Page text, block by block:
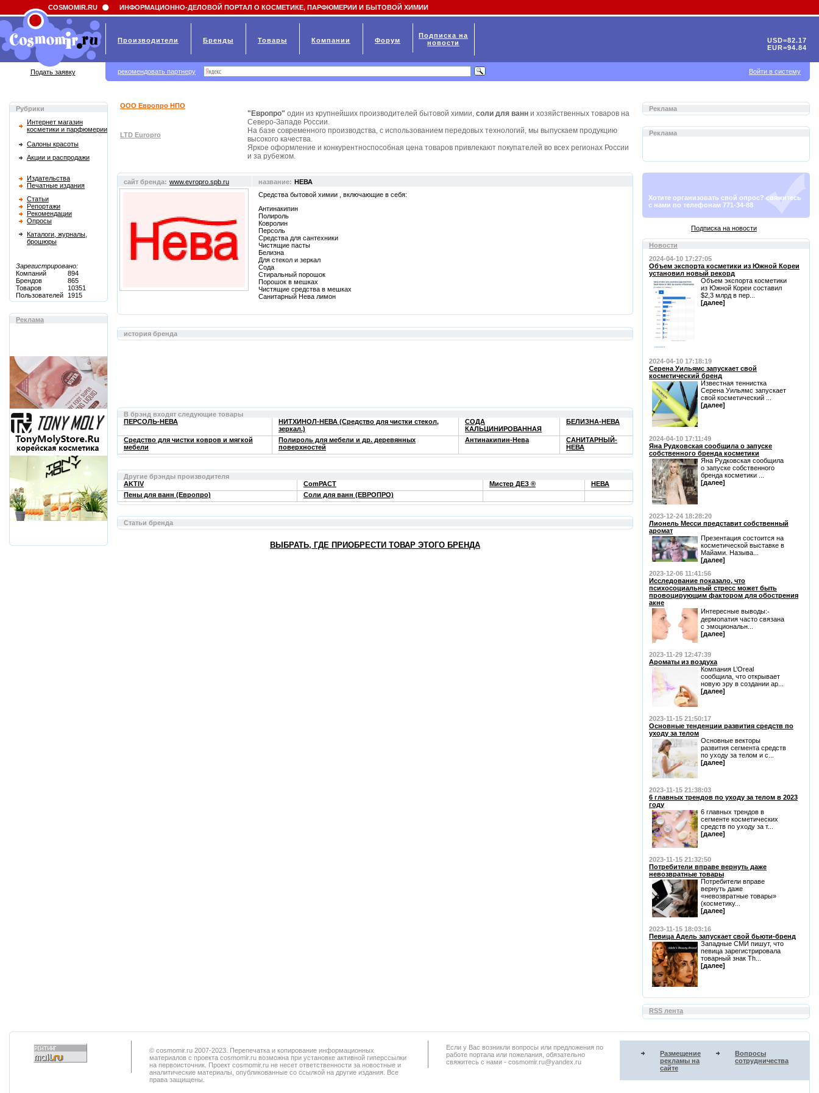
Field 'news_title' doesn't have a default value
Рубрики
Интернет магазин
косметики и парфюмерии
Салоны красоты
Акции и распродажи
Издательства
Печатные издания
Статьи
Репортажи
Рекомендации
Опросы
Каталоги, журналы,
брошюры
Зарегистрировано:
Компаний
894
Брендов
865
Товаров
10351
Пользователей
1915
Реклама
ООО Европро НПО
LTD Europro
"Европро" один из крупнейших производителей бытовой химии, соли для ванн и хозяйственных товаров на
Северо-Западе России.
На базе современного производства, с использованием передовых технологий, мы выпускаем продукцию
высокого качества.
Яркое оформление и конкурентноспособная цена товаров привлекают покупателей во всех регионах России
и за рубежом.
сайт бренда: www.evropro.spb.ru название: НЕВА
Cредства бытовой химии , включающие в себя:
Антинакипин
Полироль
Ковролин
Персоль
Средства для сантехники
Чистящие пасты
Белизна
Для стекол и зеркал
Сода
Стиральный порошок
Порошок в мешках
Чистящие средства в мешках
Санитарный Нева лимон
история бренда
В брэнд входят следующие товары
ПЕРСОЛЬ-НЕВА
НИТХИНОЛ-НЕВА (Средство для чистки стекол,
зеркал.)
СОДА
КАЛЬЦИНИРОВАННАЯ
БЕЛИЗНА-НЕВА
Средство для чистки ковров и мягкой
мебели
Полироль для мебели и др. деревянных
поверхностей
Антинакипин-Нева
САНИТАРНЫЙ-
НЕВА
Другие брэнды производителя
AKTIV
ComPACT Мистер ДЕЗ ®
НЕВА
Пены для ванн (Европро)
Соли для ванн (ЕВРОПРО)
Статьи бренда
ВЫБРАТЬ, ГДЕ ПРИОБРЕСТИ ТОВАР ЭТОГО БРЕНДА
Реклама
Реклама
Хотите организовать свой опрос? свяжитесь
с нами по телефонам 771-34-88
Подписка на новости
Новости
2024-04-10 17:27:05
Объем экспорта косметики из Южной Кореи
установил новый рекорд
Объем экспорта косметики
из Южной Кореи составил
$2,3 млрд в пер...
[далее]
2024-04-10 17:18:19
Серена Уильямс запускает свой
косметический бренд
Известная теннистка
Серена Уильямс запускает
свой косметический ...
[далее]
2024-04-10 17:11:49
Яна Рудковская сообщила о запуске
собственного бренда косметики
Яна Рудковская сообщила
о запуске собственного
бренда косметики ...
[далее]
2023-12-24 18:28:20
Лионель Месси представит собственный
аромат
Презентация состоится на
косметической выставке в
Майами. Называ...
[далее]
2023-12-06 11:41:56
Исследование показало, что
психосоциальный стресс может быть
провоцирующим фактором для обострения
акне
Интересные выводы:⁃
дермопатия часто связана
с эмоциональн...
[далее]
2023-11-29 12:47:39
Ароматы из воздуха
Компания L’Oreal
сообщила, что открывает
новую эру в создании ар...
[далее]
2023-11-15 21:50:17
Основные тенденции развития средств по
уходу за телом
Основные векторы
развития сегмента средств
по уходу за телом и с...
[далее]
2023-11-15 21:38:03
6 главных трендов по уходу за телом в 2023
году
6 главных трендов в
сегменте косметических
средств по уходу за т...
[далее]
2023-11-15 21:32:50
Потребители вправе вернуть даже
невозвратные товары
Потребители вправе
вернуть даже
«невозвратные товары»
(косметику...
[далее]
2023-11-15 18:03:16
Певица Адель запускает свой бьюти-бренд
Западные СМИ пишут, что
певица зарегистрировала
товарный знак Th...
[далее]
RSS лента
© cosmomir.ru 2007-2023. Перепечатка и копирование информационных
материалов с проекта cosmomir.ru возможна при установке активной гиперссылки
на первоисточник. Проект cosmomir.ru не несет ответственности за новостные и
аналитические материалы, опубликованные со ссылкой на другие издания. Все
права защищены.
Если у Вас возникли вопросы или предложения по
работe портала или пожелания, обязательно
свяжитесь с нами - cosmomir.ru@yandex.ru
Размещение
рекламы на
сайте
Вопросы
сотрудничества
COSMOMIR.RU ИНФОРМАЦИОННО-ДЕЛОВОЙ ПОРТАЛ О КОСМЕТИКЕ, ПАРФЮМЕРИИ И БЫТОВОЙ ХИМИИ
Производители Бренды Товары Компании Форум
Подписка на
новости
USD=82.17
EUR=94.84
Подать заявку рекомендовать партнеру Войти в систему